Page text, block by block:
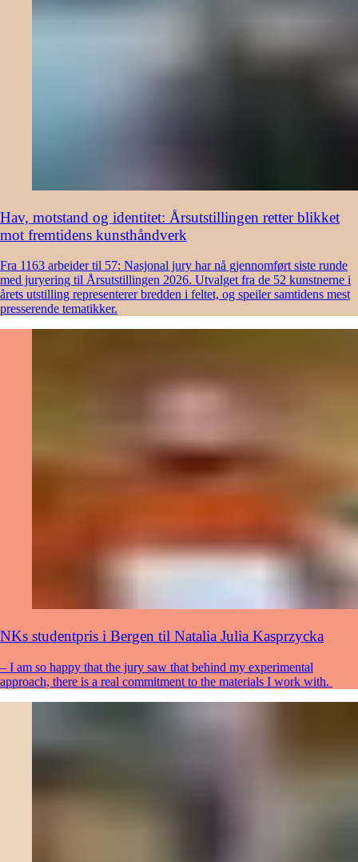
Hav, motstand og identitet: Årsutstillingen retter blikket
mot fremtidens kunsthåndverk
Fra 1163 arbeider til 57: Nasjonal jury har nå gjennomført siste runde
med juryering til Årsutstillingen 2026. Utvalget fra de 52 kunstnerne i
årets utstilling representerer bredden i feltet, og speiler samtidens mest
presserende tematikker.
NKs studentpris i Bergen til Natalia Julia Kasprzycka
– I am so happy that the jury saw that behind my experimental
approach, there is a real commitment to the materials I work with.